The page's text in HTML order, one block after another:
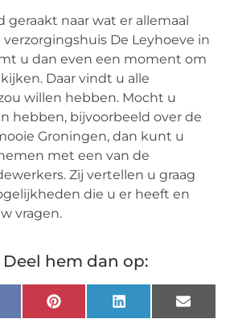
naar wat er allemaal
De Leyhoeve in
u dan even een moment om
Daar vindt u alle
willen hebben. Mocht u
hebben, bijvoorbeeld over de
Groningen, dan kunt u
met een van de
Zij vertellen u graag
die u er heeft en
vragen.
hem dan op:
Pinterest LinkedIn Email